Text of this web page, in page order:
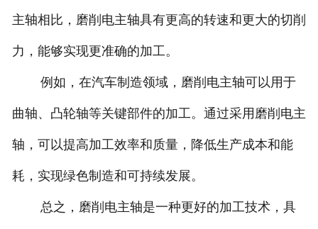
主轴相比，磨削电主轴具有更高的转速和更大的切削
力，能够实现更准确的加工。
例如，在汽车制造领域，磨削电主轴可以用于
曲轴、凸轮轴等关键部件的加工。通过采用磨削电主
轴，可以提高加工效率和质量，降低生产成本和能
耗，实现绿色制造和可持续发展。
总之，磨削电主轴是一种更好的加工技术，具